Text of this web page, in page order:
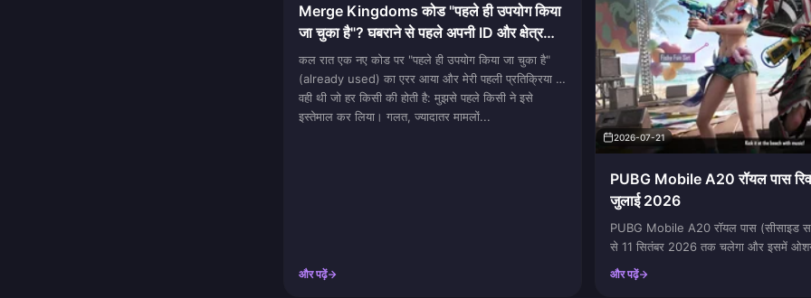
Merge Kingdoms कोड "पहले ही उपयोग किया
जा चुका है"? घबराने से पहले अपनी ID और क्षेत्र
(Region) की जांच करें
कल रात एक नए कोड पर "पहले ही उपयोग किया जा चुका है"
(already used) का एरर आया और मेरी पहली प्रतिक्रिया भी
वही थी जो हर किसी की होती है: मुझसे पहले किसी ने इसे
इस्तेमाल कर लिया। गलत, ज्यादातर मामलों...
और पढ़ें
2026-07-21
PUBG Mobile A20 रॉयल पास
जुलाई 2026
PUBG Mobile A20 रॉयल पास (सीसाइड
से 11 सितंबर 2026 तक चलेगा और इसमें
एक अपग्रेड करने योग्य Wavesong Sprite
Azure Sea Ripple ट्रेल एक ही ट्रैक पर
और पढ़ें